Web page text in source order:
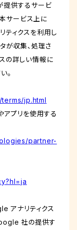
提供するサービ
サービス上に
ィクスを利用し
が収集、処理さ
の詳しい情報に
。
jp.html
プリを使用する
partner-
アナリティクス
社の提供す